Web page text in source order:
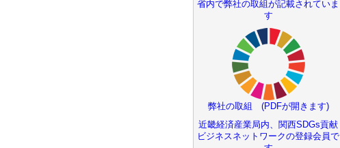
省内で弊社の取組が記載されていま
す
弊社の取組 (PDFが開きます)
近畿経済産業局内、関西SDGs貢献
ビジネスネットワークの登録会員で